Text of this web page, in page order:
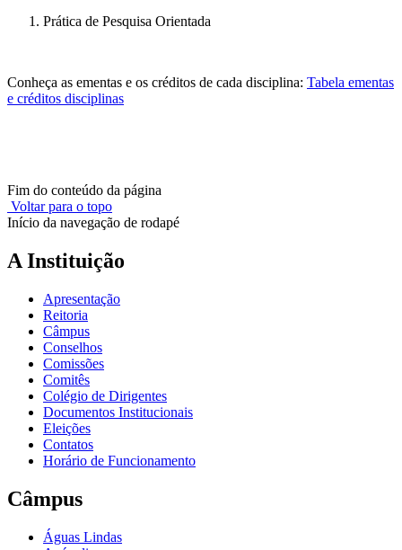
Prática de Pesquisa Orientada
Conheça as ementas e os créditos de cada disciplina: Tabela ementas
e créditos disciplinas
Fim do conteúdo da página
Voltar para o topo
Início da navegação de rodapé
A Instituição
Apresentação
Reitoria
Câmpus
Conselhos
Comissões
Comitês
Colégio de Dirigentes
Documentos Institucionais
Eleições
Contatos
Horário de Funcionamento
Câmpus
Águas Lindas